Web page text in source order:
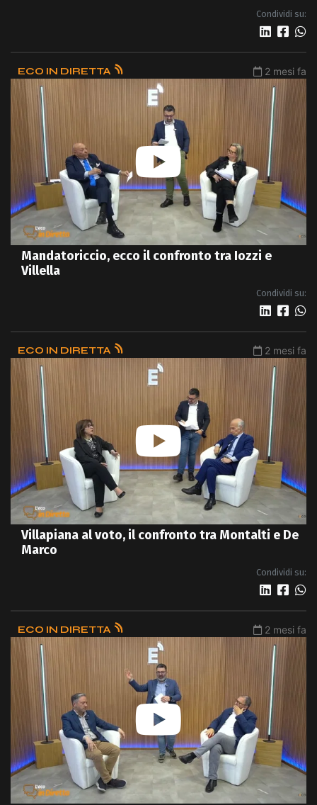
Condividi su:
ECO IN DIRETTA 2 mesi fa
Mandatoriccio, ecco il confronto tra Iozzi e
Villella
Condividi su:
ECO IN DIRETTA 2 mesi fa
Villapiana al voto, il confronto tra Montalti e De
Marco
Condividi su:
ECO IN DIRETTA 2 mesi fa